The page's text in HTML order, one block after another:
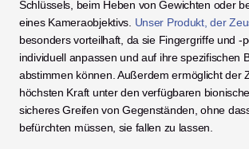
Schlüssels, beim Heben von Gewichten oder
eines Kameraobjektivs. Unser Produkt, der
besonders vorteilhaft, da sie Fingergriffe und -
individuell anpassen und auf ihre spezifischen
abstimmen können. Außerdem ermöglicht der
höchsten Kraft unter den verfügbaren
sicheres Greifen von Gegenständen, ohne
befürchten müssen, sie fallen zu lassen.